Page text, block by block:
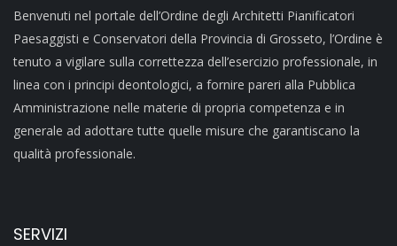
Benvenuti nel portale dell’Ordine degli Architetti Pianificatori
Paesaggisti e Conservatori della Provincia di Grosseto, l’Ordine è
tenuto a vigilare sulla correttezza dell’esercizio professionale, in
linea con i principi deontologici, a fornire pareri alla Pubblica
Amministrazione nelle materie di propria competenza e in
generale ad adottare tutte quelle misure che garantiscano la
qualità professionale.
SERVIZI